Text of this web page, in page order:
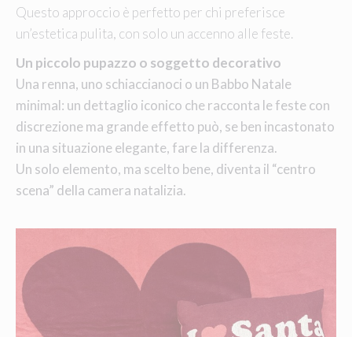
Questo approccio è perfetto per chi preferisce
un’estetica pulita, con solo un accenno alle feste.
Un piccolo pupazzo o soggetto decorativo
Una renna, uno schiaccianoci o un Babbo Natale
minimal: un dettaglio iconico che racconta le feste con
discrezione ma grande effetto può, se ben incastonato
in una situazione elegante, fare la differenza.
Un solo elemento, ma scelto bene, diventa il “centro
scena” della camera natalizia.